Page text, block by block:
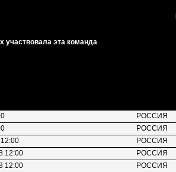
участвовала эта команда
РОССИЯ
РОССИЯ
РОССИЯ
12:00
РОССИЯ
12:00
РОССИЯ